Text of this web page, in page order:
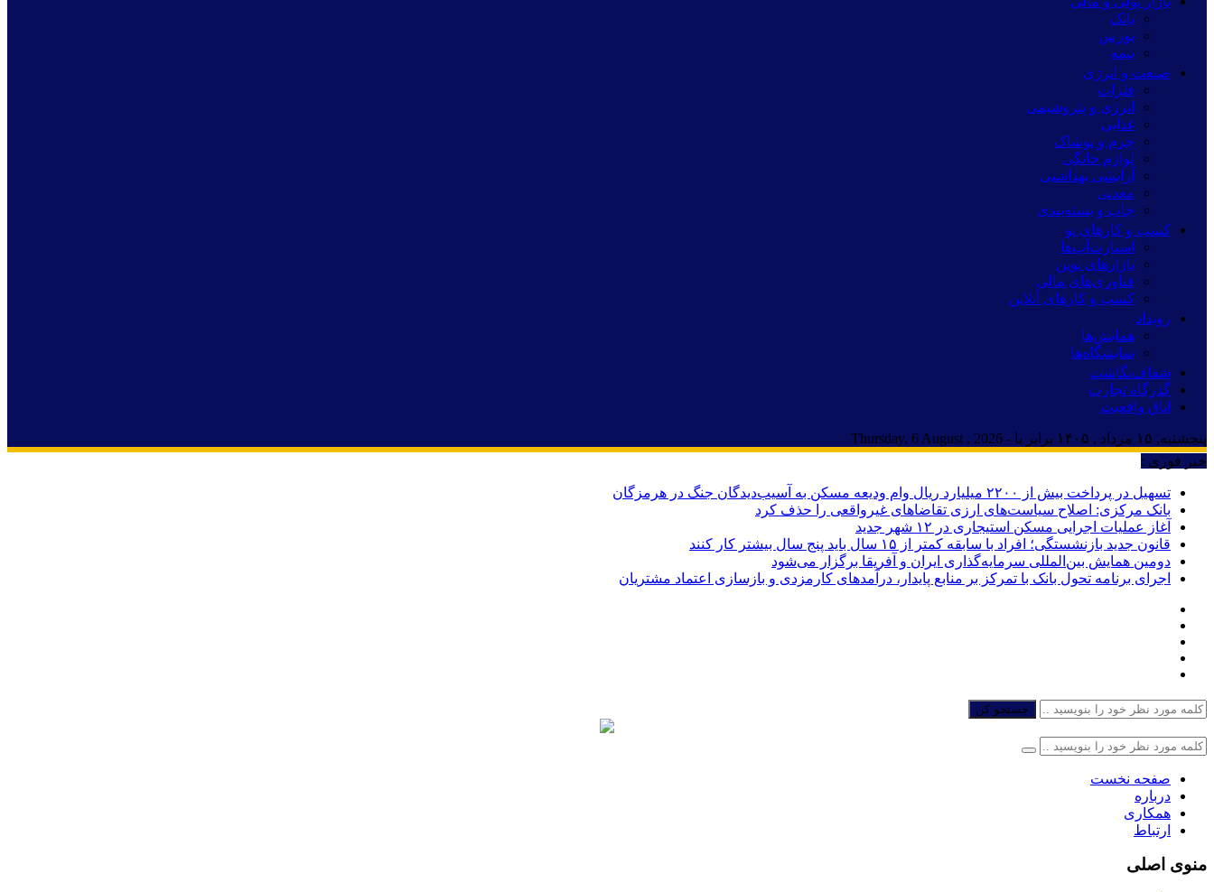
بانک
بورس
بیمه
صنعت و انرژی
فلزات
انرژی و پتروشیمی
غذایی
چرم و پوشاک
لوازم خانگی
آرایشی بهداشتی
معدنی
چاپ و بسته‌بندی
کسب و کارهای نو
استارت‌آپ‌ها
بازارهای نوین
فناوری‌های مالی
کسب و کارهای آنلاین
رویداد
همایش‌ها
نمایشگاه‌ها
شفاف‌نگاشت
گذرگاه تجارت
اتاق واقعیت
پنجشنبه, ۱۵ مرداد , ۱۴۰۵ برابر با - Thursday, 6 August , 2026
خبر فوری :
تسهیل در پرداخت بیش از ۲۲۰۰ میلیارد ریال وام ودیعه مسکن به آسیب‌دیدگان جنگ در هرمزگان
بانک مرکزی: اصلاح سیاست‌های ارزی تقاضاهای غیرواقعی را حذف کرد
آغاز عملیات اجرایی مسکن استیجاری در ۱۲ شهر جدید
قانون جدید بازنشستگی؛ افراد با سابقه کمتر از ۱۵ سال باید پنج سال بیشتر کار کنند
دومین همایش بین‌المللی سرمایه‌گذاری ایران و آفریقا برگزار می‌شود
اجرای برنامه تحول بانک با تمرکز بر منابع پایدار، درآمدهای کارمزدی و بازسازی اعتماد مشتریان
جستجو کن
صفحه نخست
درباره
همکاری
ارتباط
منوی اصلی